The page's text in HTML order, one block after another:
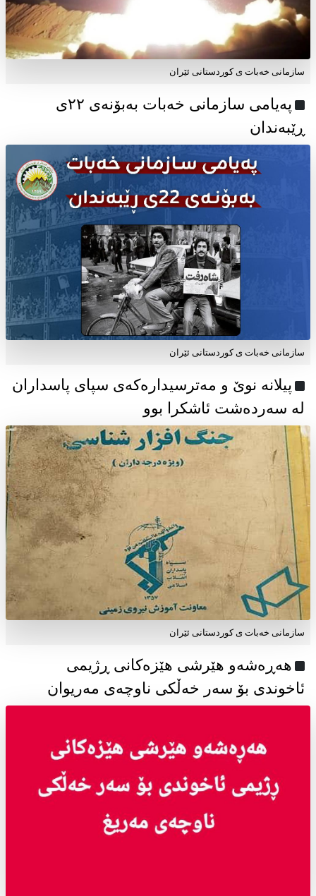
سازمانی خەبات ی کوردستانی ئێران
پەیامی سازمانی خەبات بەبۆنەی ۲۲ی
ڕێبەندان
سازمانی خەبات ی كوردستانی ئێران
پیلانە نوێ و مەترسیدارەکەی سپای پاسداران
لە سەردەشت ئاشکرا بوو
سازمانی خەبات ی كوردستانی ئێران
هەڕەشەو هێرشی هێزەکانی ڕژیمی
ئاخوندی بۆ سەر خەڵکی ناوچەی مەریوان